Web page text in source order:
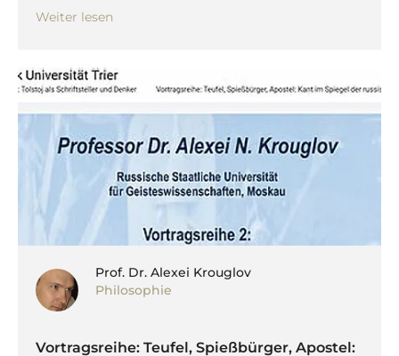
Weiter lesen
Prof. Dr. Alexei Krouglov
Philosophie
Vortragsreihe: Teufel, Spießbürger, Apostel: